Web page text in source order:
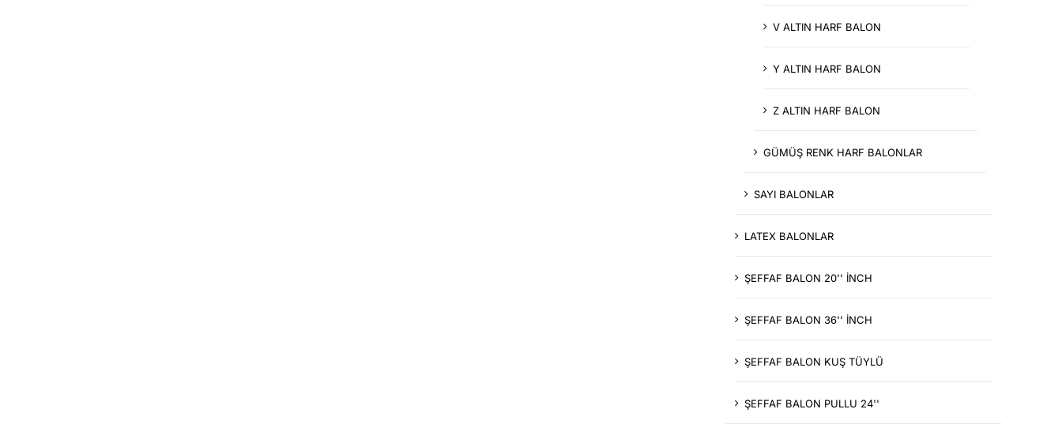
V ALTIN HARF BALON
Y ALTIN HARF BALON
Z ALTIN HARF BALON
GÜMÜŞ RENK HARF BALONLAR
SAYI BALONLAR
LATEX BALONLAR
ŞEFFAF BALON 20'' İNCH
ŞEFFAF BALON 36'' İNCH
ŞEFFAF BALON KUŞ TÜYLÜ
ŞEFFAF BALON PULLU 24''